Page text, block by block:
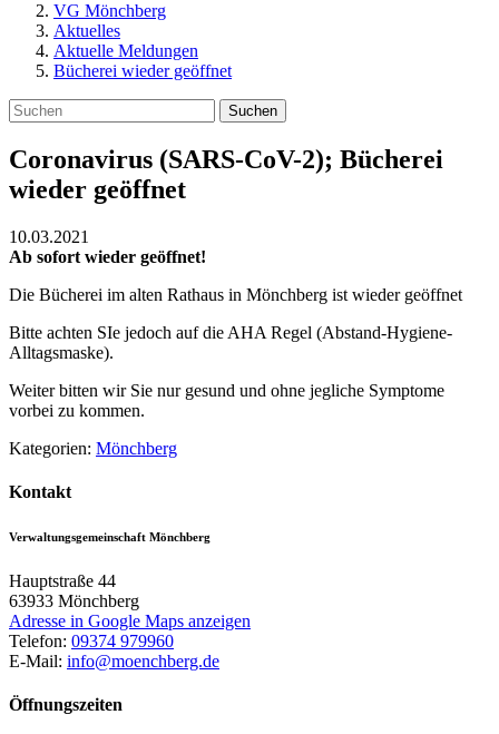
VG Mönchberg
Aktuelles
Aktuelle Meldungen
Bücherei wieder geöffnet
Suchen
Coronavirus (SARS-CoV-2); Bücherei
wieder geöffnet
10.03.2021
Ab sofort wieder geöffnet!
Die Bücherei im alten Rathaus in Mönchberg ist wieder geöffnet
Bitte achten SIe jedoch auf die AHA Regel (Abstand-Hygiene-
Alltagsmaske).
Weiter bitten wir Sie nur gesund und ohne jegliche Symptome
vorbei zu kommen.
Kategorien: Mönchberg
Kontakt
Verwaltungsgemeinschaft Mönchberg
Hauptstraße 44
63933 Mönchberg
Adresse in Google Maps anzeigen
Telefon: 09374 979960
E-Mail: info@moenchberg.de
Öffnungszeiten